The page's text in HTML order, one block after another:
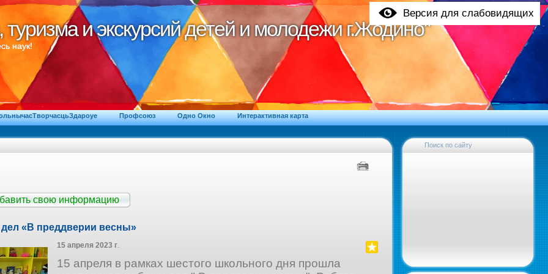
Версия для слабовидящих
туризма и экскурсий детей и молодежи г.Жодино"
туризма и экскурсий детей и молодежи г.Жодино"
наук!
Профсоюз Одно Окно Интерактивная карта
свою информацию
«В преддверии весны»
15 апреля 2023 г.
15 апреля в рамках шестого школьного дня прошла
Поиск по сайту